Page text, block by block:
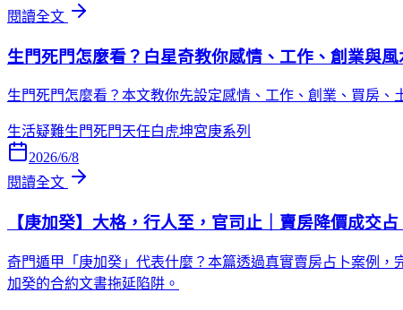
閱讀全文
生門死門怎麼看？白星奇教你感情、工作、創業與
生門死門怎麼看？本文教你先設定感情、工作、創業、買房
生活疑難生門死門天任白虎坤宮庚系列
2026/6/8
閱讀全文
【庚加癸】大格，行人至，官司止｜賣房降價成交占
奇門遁甲「庚加癸」代表什麼？本篇透過真實賣房占卜案例
加癸的合約文書拖延陷阱。